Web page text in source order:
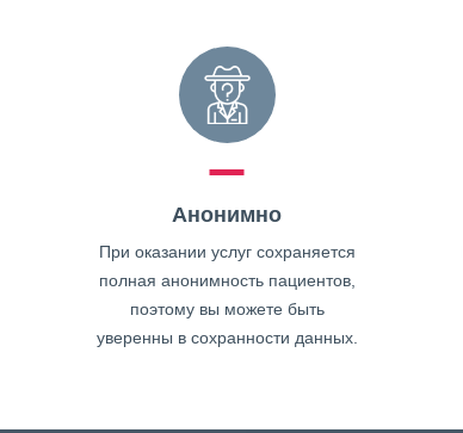
Анонимно
При оказании услуг сохраняется
полная анонимность пациентов,
поэтому вы можете быть
уверенны в сохранности данных.